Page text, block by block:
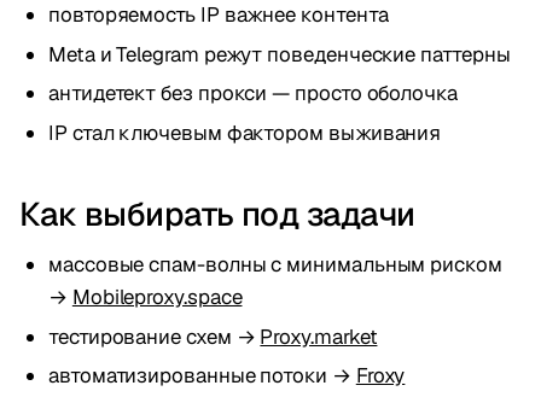
повторяемость IP важнее контента
Meta и Telegram режут поведенческие паттерны
антидетект без прокси — просто оболочка
IP стал ключевым фактором выживания
Как выбирать под задачи
массовые спам-волны с минимальным риском
→ Mobileproxy.space
тестирование схем → Proxy.market
автоматизированные потоки → Froxy